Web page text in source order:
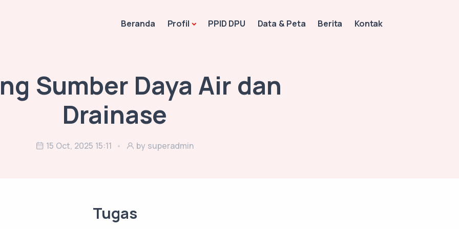
Beranda Profil PPID DPU Data & Peta Berita Kontak
Sumber Daya Air dan
Drainase
15 Oct, 2025 15:11 by superadmin
Tugas